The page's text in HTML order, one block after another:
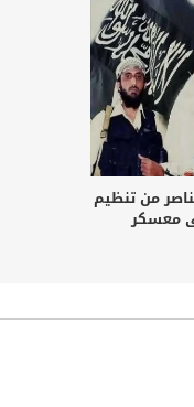
من تنظيم
معسكر